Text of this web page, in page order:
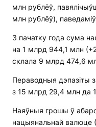
млн рублёў,
млн рублёў),
З пачатку года сума
на 1 млрд 944,1 млн
склала 9 млрд 474,6
Пераводныя дэпазіты
з 15 млрд 29,4 млн да
Наяўныя грошы ў
нацыянальнай валюце